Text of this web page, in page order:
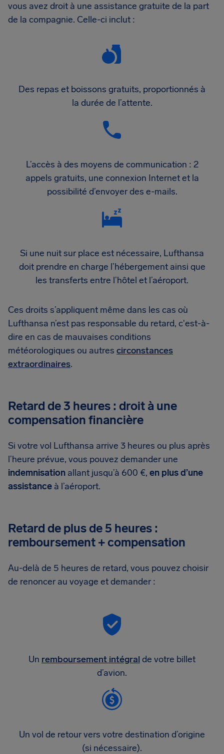
vous avez droit à une assistance gratuite de la part
de la compagnie. Celle-ci inclut :
Des repas et boissons gratuits, proportionnés à
la durée de l’attente.
L’accès à des moyens de communication : 2
appels gratuits, une connexion Internet et la
possibilité d’envoyer des e-mails.
Si une nuit sur place est nécessaire, Lufthansa
doit prendre en charge l’hébergement ainsi que
les transferts entre l’hôtel et l’aéroport.
Ces droits s’appliquent même dans les cas où
Lufthansa n’est pas responsable du retard, c'est-à-
dire en cas de mauvaises conditions
météorologiques ou autres circonstances
extraordinaires.
Retard de 3 heures : droit à une
compensation financière
Si votre vol Lufthansa arrive 3 heures ou plus après
l’heure prévue, vous pouvez demander une
indemnisation allant jusqu’à 600 €, en plus d’une
assistance à l’aéroport.
Retard de plus de 5 heures :
remboursement + compensation
Au-delà de 5 heures de retard, vous pouvez choisir
de renoncer au voyage et demander :
Un remboursement intégral de votre billet
d’avion.
Un vol de retour vers votre destination d’origine
(si nécessaire).